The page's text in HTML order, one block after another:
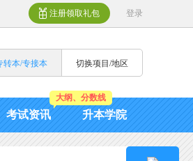
注册领取礼包 登录
转本/专接本 切换项目/地区
考试资讯
大纲、分数线
升本学院